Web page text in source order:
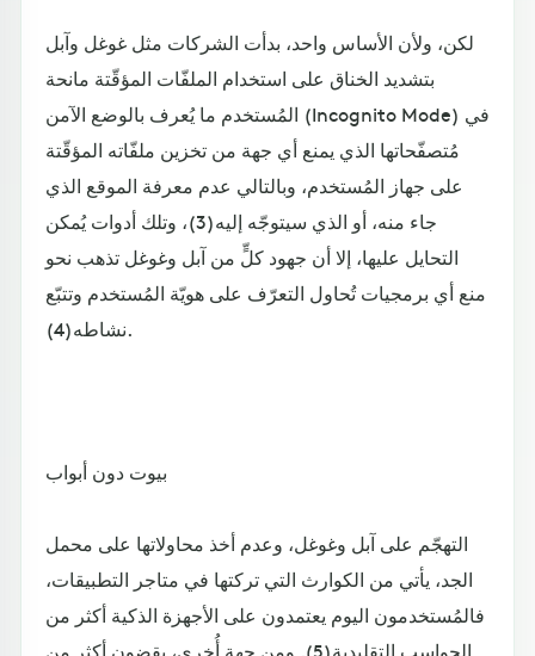
لكن، ولأن الأساس واحد، بدأت الشركات مثل غوغل وآبل
بتشديد الخناق على استخدام الملفّات المؤقّتة مانحة
المُستخدم ما يُعرف بالوضع الآمن (Incognito Mode) في
مُتصفّحاتها الذي يمنع أي جهة من تخزين ملفّاته المؤقّتة
على جهاز المُستخدم، وبالتالي عدم معرفة الموقع الذي
جاء منه، أو الذي سيتوجّه إليه(3)، وتلك أدوات يُمكن
التحايل عليها، إلا أن جهود كلٍّ من آبل وغوغل تذهب نحو
منع أي برمجيات تُحاول التعرّف على هويّة المُستخدم وتتبّع
نشاطه(4).
بيوت دون أبواب
التهجّم على آبل وغوغل، وعدم أخذ محاولاتها على محمل
الجد، يأتي من الكوارث التي تركتها في متاجر التطبيقات،
فالمُستخدمون اليوم يعتمدون على الأجهزة الذكية أكثر من
الحواسب التقليدية(5). ومن جهة أُخرى، يقضون أكثر من